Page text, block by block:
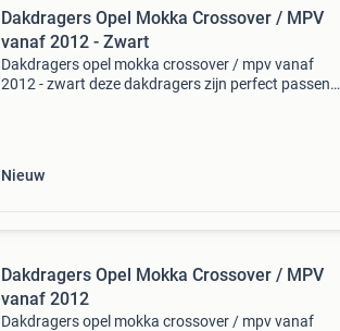
Dakdragers Opel Mokka Crossover / MPV
vanaf 2012 - Zwart
Dakdragers opel mokka crossover / mpv vanaf
2012 - zwart deze dakdragers zijn perfect passend
Nieuw
Dakdragers Opel Mokka Crossover / MPV
vanaf 2012
Dakdragers opel mokka crossover / mpv vanaf